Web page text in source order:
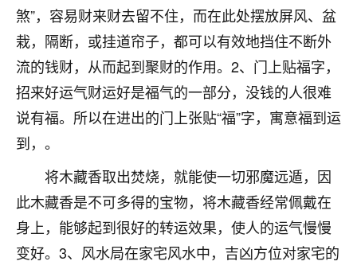
煞”，容易财来财去留不住，而在此处摆放屏风、盆
栽，隔断，或挂道帘子，都可以有效地挡住不断外
流的钱财，从而起到聚财的作用。2、门上贴福字，
招来好运气财运好是福气的一部分，没钱的人很难
说有福。所以在进出的门上张贴“福”字，寓意福到运
到，。
将木藏香取出焚烧，就能使一切邪魔远遁，因
此木藏香是不可多得的宝物，将木藏香经常佩戴在
身上，能够起到很好的转运效果，使人的运气慢慢
变好。3、风水局在家宅风水中，吉凶方位对家宅的
心心相印
我身体不太好，总是病病殃殃的，去检查又没什么大
问题，反正就是不舒服。中医西医看遍了，找不到问
题，后来无意中看到有人推荐慧来老师，跟老师聊过
之后，心情豁然开朗，也听老师建议，处理了一些因
果问题。今年以来，身体比以前好多，主要是心情好
了，老师说境随心转，现在深有体会了。
触，首先就是心态会变好，万般皆是命，半点
不由人！
1天前 来自四川 9